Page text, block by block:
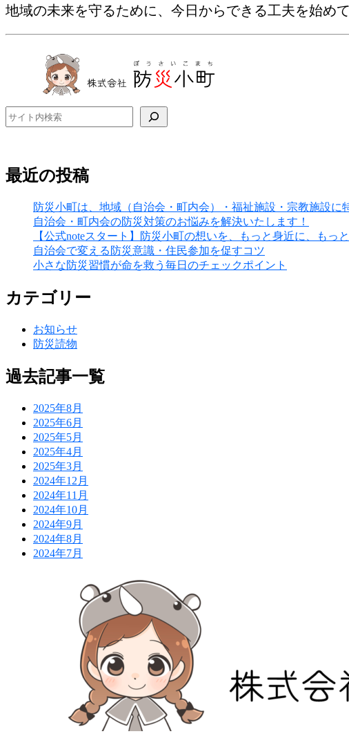
地域の未来を守るために、今日からできる工夫を始め
検索
最近の投稿
防災小町は、地域（自治会・町内会）・福祉施設・宗教施設に
自治会・町内会の防災対策のお悩みを解決いたします！
【公式noteスタート】防災小町の想いを、もっと身近に、もっと
自治会で変える防災意識・住民参加を促すコツ
小さな防災習慣が命を救う毎日のチェックポイント
カテゴリー
お知らせ
防災読物
過去記事一覧
2025年8月
2025年6月
2025年5月
2025年4月
2025年3月
2024年12月
2024年11月
2024年10月
2024年9月
2024年8月
2024年7月